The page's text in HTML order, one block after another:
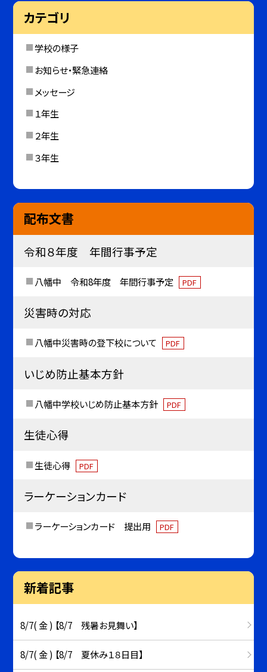
カテゴリ
学校の様子
お知らせ・緊急連絡
メッセージ
１年生
２年生
３年生
配布文書
令和８年度 年間行事予定
八幡中 令和8年度 年間行事予定 PDF
災害時の対応
八幡中災害時の登下校について PDF
いじめ防止基本方針
八幡中学校いじめ防止基本方針 PDF
生徒心得
生徒心得 PDF
ラーケーションカード
ラーケーションカード 提出用 PDF
新着記事
8/7( 金 ) 【8/7 残暑お見舞い】
8/7( 金 ) 【8/7 夏休み１８日目】